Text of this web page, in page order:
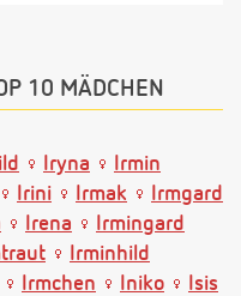
10 MÄDCHEN
Iryna
Irmin
Irini Irmak
Irmgard
Irena
Irmingard
Irminhild
Irmchen Iniko
Isis